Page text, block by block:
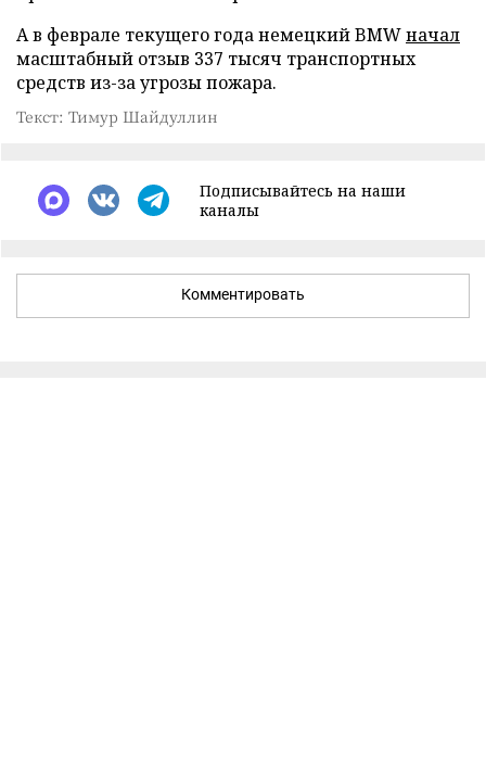
А в феврале текущего года немецкий BMWначал
масштабный отзыв 337 тысяч транспортных
средств из-за угрозы пожара.
Текст: Тимур Шайдуллин
Подписывайтесь на наши
каналы
Комментировать